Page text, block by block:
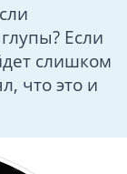
Если
слишком
что это и